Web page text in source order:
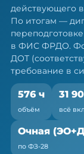
действующего
По итогам —
в ФИС ФРДО.
ДОТ
требование в
576 ч
объём
31
всё
Очная
по ФЗ-28